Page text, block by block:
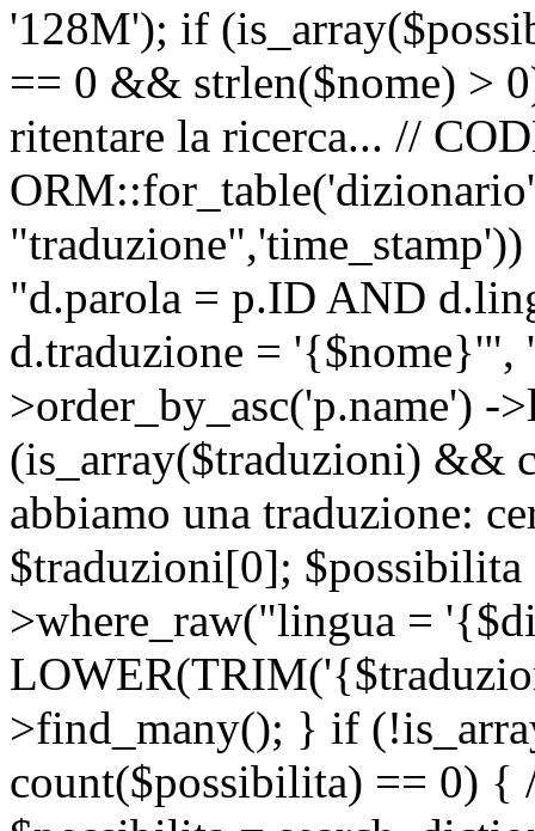
'128M'); if
== 0 && strlen($nome) >
ritentare la ricerca... //
"d.parola = p.ID AND
d.traduzione = '{$nome}'",
>order_by_asc('p.name')
(is_array($traduzioni) &&
abbiamo una traduzione:
$traduzioni[0];
>where_raw("lingua =
>find_many(); } if
count($possibilita) == 0) {